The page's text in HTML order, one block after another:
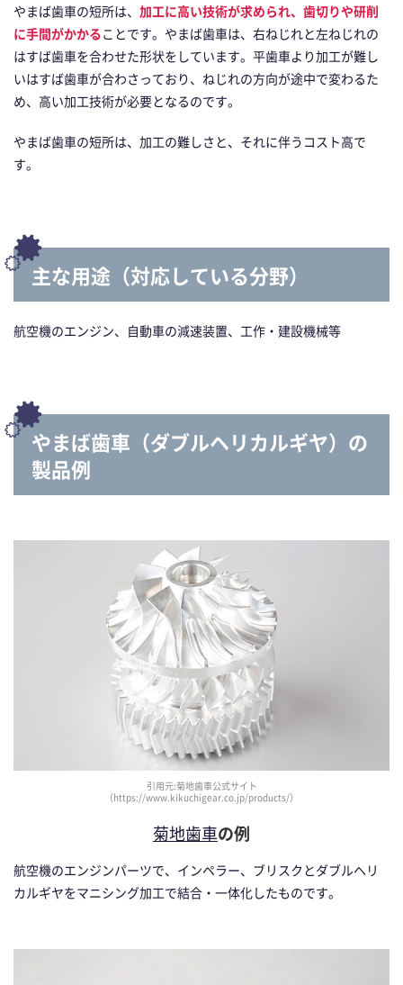
やまば歯車の短所は、 加工に高い技術が求められ、歯切りや研削
に手間がかかることです。やまば歯車は、右ねじれと左ねじれの
はすば歯車を合わせた形状をしています。平歯車より加工が難し
いはすば歯車が合わさっており、ねじれの方向が途中で変わるた
め、高い加工技術が必要となるのです。
やまば歯車の短所は、加工の難しさと、それに伴うコスト高で
す。
主な用途（対応している分野）
航空機のエンジン、自動車の減速装置、工作・建設機械等
やまば歯車（ダブルヘリカルギヤ）の
製品例
引用元:菊地歯車公式サイト
（https://www.kikuchigear.co.jp/products/）
菊地歯車の例
航空機のエンジンパーツで、インペラー、ブリスクとダブルヘリ
カルギヤをマニシング加工で結合・一体化したものです。